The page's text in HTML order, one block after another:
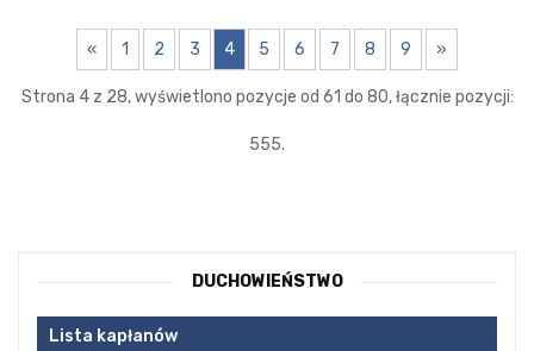
« 1 2 3 4 5 6 7 8 9 »
Strona 4 z 28, wyświetlono pozycje od 61 do 80, łącznie pozycji:
555.
DUCHOWIEŃSTWO
Lista kapłanów